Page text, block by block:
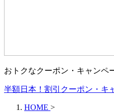
おトクなクーポン・キャンペ
半額日本！割引クーポン・キ
HOME >